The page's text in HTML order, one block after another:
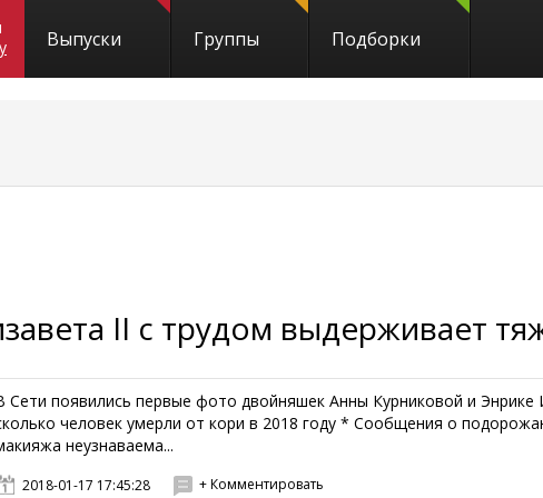
Выпуски Группы Подборки
II с трудом выдерживает
Сети появились первые фото двойняшек Анны Курниковой и Энрике
человек умерли от кори в 2018 году * Сообщения о
неузнаваема...
2018-01-17 17:45:28 + Комментировать